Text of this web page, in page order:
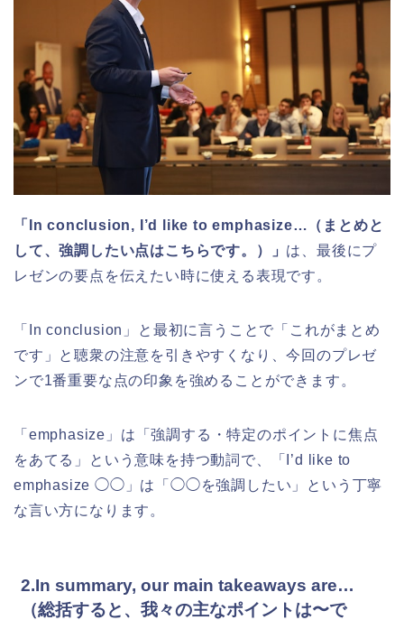
「In conclusion, I’d like to emphasize…（まとめと
して、強調したい点はこちらです。）」 は、最後にプ
レゼンの要点を伝えたい時に使える表現です。
「In conclusion」と最初に言うことで「これがまとめ
です」と聴衆の注意を引きやすくなり、今回のプレゼ
ンで1番重要な点の印象を強めることができます。
「emphasize」は「強調する・特定のポイントに焦点
をあてる」という意味を持つ動詞で、「I’d like to
emphasize ◯◯」は「◯◯を強調したい」という丁寧
な言い方になります。
2.In summary, our main takeaways are…
（総括すると、我々の主なポイントは〜で